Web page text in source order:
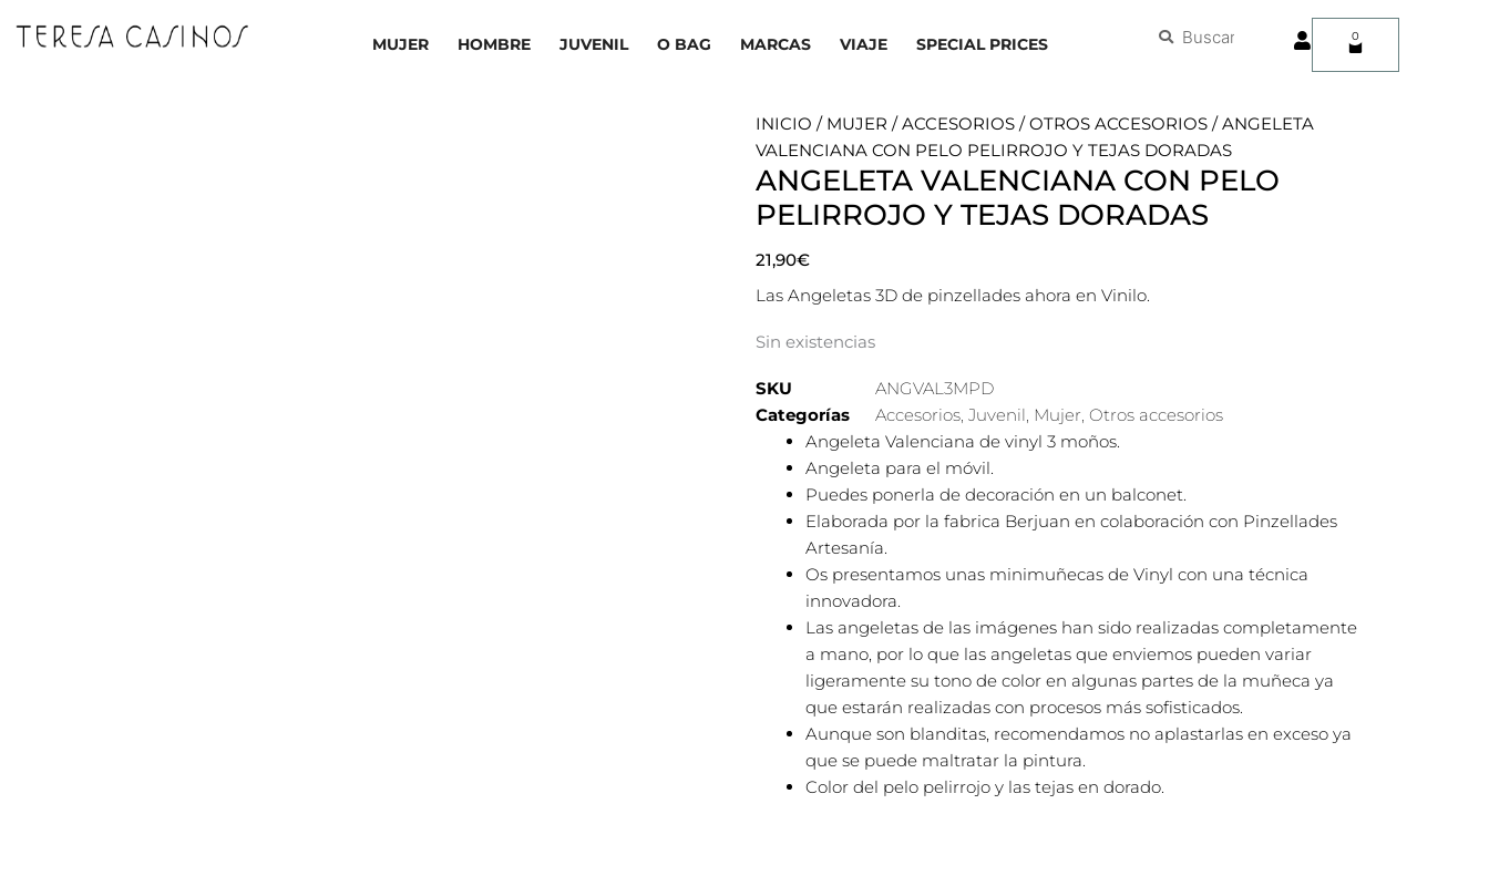
MUJER HOMBRE JUVENIL O BAG MARCAS VIAJE SPECIAL PRICES
User
0
Carrito
INICIO / MUJER /ACCESORIOS /OTROS ACCESORIOS / ANGELETA
VALENCIANA CON PELO PELIRROJO Y TEJAS DORADAS
ANGELETA VALENCIANA CON PELO
PELIRROJO Y TEJAS DORADAS
21,90€
Las Angeletas 3D de pinzellades ahora en Vinilo.
Sin existencias
SKU
ANGVAL3MPD
Categorías
Accesorios, Juvenil, Mujer, Otros accesorios
Angeleta Valenciana de vinyl 3 moños.
Angeleta para el móvil.
Puedes ponerla de decoración en un balconet.
Elaborada por la fabrica Berjuan en colaboración con Pinzellades
Artesanía.
Os presentamos unas minimuñecas de Vinyl con una técnica
innovadora.
Las angeletas de las imágenes han sido realizadas completamente
a mano, por lo que las angeletas que enviemos pueden variar
ligeramente su tono de color en algunas partes de la muñeca ya
que estarán realizadas con procesos más sofisticados.
Aunque son blanditas, recomendamos no aplastarlas en exceso ya
que se puede maltratar la pintura.
Color del pelo pelirrojo y las tejas en dorado.